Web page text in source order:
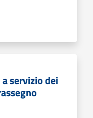
servizio dei